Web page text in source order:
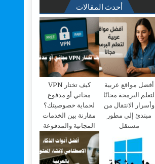
أحدث المقالات
أفضل مواقع عربية
لتعلم البرمجة مجانًا
وأسرار الانتقال من
مبتدئ إلى مطور
مستقل
كيف تختار VPN
مجاني أو مدفوع
لحماية خصوصيتك؟
مقارنة بين الخدمات
المجانية والمدفوعة